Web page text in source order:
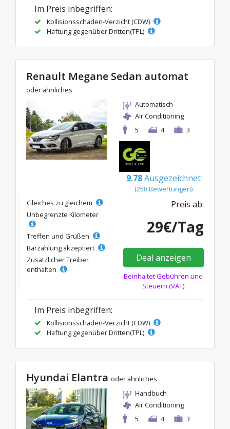
Im Preis inbegriffen:
Kollisionsschaden-Verzicht (CDW)
Haftung gegenüber Dritten(TPL)
Renault Megane Sedan automat
oder ähnliches
Automatisch
Air Conditioning
5
4 3
9.78 Ausgezeichnet
(258 Bewertungen)
Gleiches zu gleichem
Unbegrenzte Kilometer
Treffen und Grüßen
Barzahlung akzeptiert
Zusätzlicher Treiber
enthalten
Preis ab:
29€/Tag
Deal anzeigen
Beinhaltet Gebühren und
Steuern (VAT)
Im Preis inbegriffen:
Kollisionsschaden-Verzicht (CDW)
Haftung gegenüber Dritten(TPL)
Hyundai Elantra oder ähnliches
Handbuch
Air Conditioning
5
4 3